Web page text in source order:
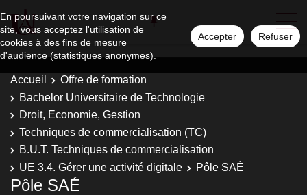
En poursuivant votre navigation sur ce
site, vous acceptez l'utilisation de
cookies à des fins de mesure
d'audience (statistiques anonymes).
Accepter Refuser
Accueil
Offre de formation
Bachelor Universitaire de Technologie
Droit, Economie, Gestion
Techniques de commercialisation (TC)
B.U.T. Techniques de commercialisation
UE 3.4. Gérer une activité digitale
Pôle SAÉ
Pôle SAÉ